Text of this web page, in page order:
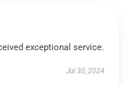
exceptional service.
Jul 30, 2024